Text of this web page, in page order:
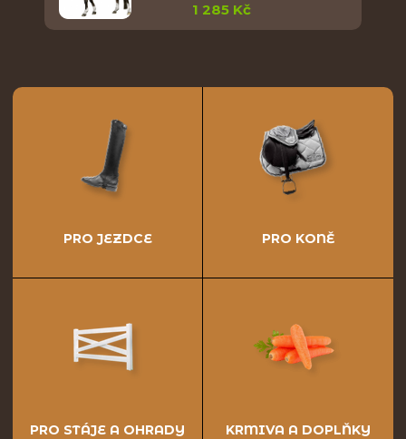
1 285 Kč
PRO JEZDCE PRO KONĚ
PRO STÁJE A OHRADY KRMIVA A DOPLŇKY